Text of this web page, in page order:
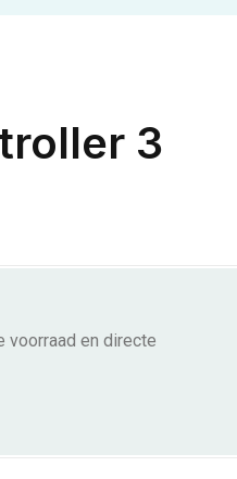
3
voorraad en directe